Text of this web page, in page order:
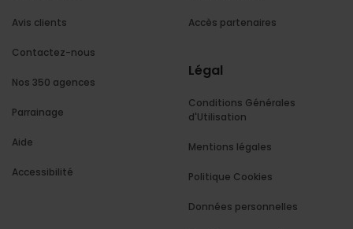
Avis clients
Contactez-nous
Nos 350 agences
Parrainage
Aide
Accessibilité
Accès partenaires
Légal
Conditions Générales
d'Utilisation
Mentions légales
Politique Cookies
Données personnelles